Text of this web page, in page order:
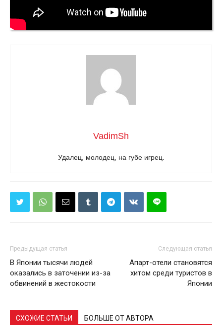
VadimSh
Удалец, молодец, на губе игрец.
Предыдущая статья
В Японии тысячи людей
оказались в заточении из-за
обвинений в жестокости
Следующая статья
Апарт-отели становятся
хитом среди туристов в
Японии
СХОЖИЕ СТАТЬИ БОЛЬШЕ ОТ АВТОРА